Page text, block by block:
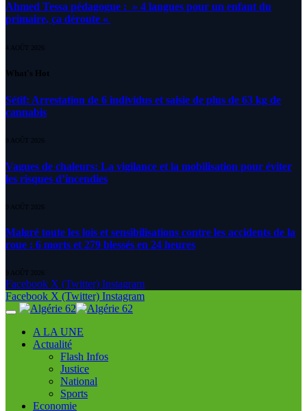
Ahmed Tessa pédagogue : » 4 langues pour un enfant du
primaire, ça déroute «
4 AOÛT 2026
What's Hot
Sétif: Arrestation de 6 individus et saisie de plus de 63 kg de
cannabis
9 AOÛT 2026
Vagues de chaleurs: La vigilance et la mobilisation pour éviter
les risques d’incendies
9 AOÛT 2026
Malgré toute les lois et sensibilisations contre les accidents de la
roue : 6 morts et 279 blessés en 24 heures
9 AOÛT 2026
Facebook X (Twitter) Instagram
Facebook X (Twitter) Instagram
A LA UNE
Actualité
Flash Infos
Justice
National
Sports
Economie